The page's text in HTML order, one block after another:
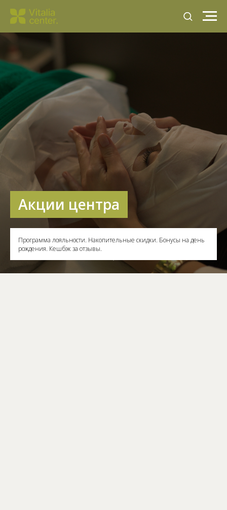
Акции центра
Программа лояльности. Накопительные скидки. Бонусы на день
рождения. Кешбэк за отзывы.